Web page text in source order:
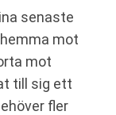
senaste
mot
mot
till sig ett
fler